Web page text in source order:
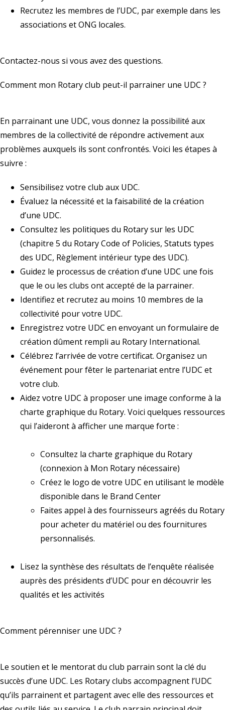
Recrutez les membres de l’UDC, par exemple dans les
associations et ONG locales.
Contactez-nous si vous avez des questions.
Comment mon Rotary club peut-il parrainer une UDC ?
En parrainant une UDC, vous donnez la possibilité aux
membres de la collectivité de répondre activement aux
problèmes auxquels ils sont confrontés. Voici les étapes à
suivre :
Sensibilisez votre club aux UDC.
Évaluez la nécessité et la faisabilité de la création
d’une UDC.
Consultez les politiques du Rotary sur les UDC
(chapitre 5 du Rotary Code of Policies, Statuts types
des UDC, Règlement intérieur type des UDC).
Guidez le processus de création d’une UDC une fois
que le ou les clubs ont accepté de la parrainer.
Identifiez et recrutez au moins 10 membres de la
collectivité pour votre UDC.
Enregistrez votre UDC en envoyant un formulaire de
création dûment rempli au Rotary International.
Célébrez l’arrivée de votre certificat. Organisez un
événement pour fêter le partenariat entre l’UDC et
votre club.
Aidez votre UDC à proposer une image conforme à la
charte graphique du Rotary. Voici quelques ressources
qui l’aideront à afficher une marque forte :
Consultez la charte graphique du Rotary
(connexion à Mon Rotary nécessaire)
Créez le logo de votre UDC en utilisant le modèle
disponible dans le Brand Center
Faites appel à des fournisseurs agréés du Rotary
pour acheter du matériel ou des fournitures
personnalisés.
Lisez la synthèse des résultats de l’enquête réalisée
auprès des présidents d’UDC pour en découvrir les
qualités et les activités
Comment pérenniser une UDC ?
Le soutien et le mentorat du club parrain sont la clé du
succès d’une UDC. Les Rotary clubs accompagnent l’UDC
qu’ils parrainent et partagent avec elle des ressources et